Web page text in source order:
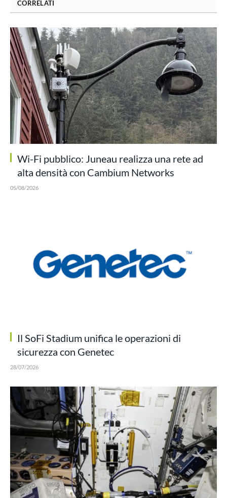
CORRELATI
Wi-Fi pubblico: Juneau realizza una rete ad
alta densità con Cambium Networks
05/08/2026
Il SoFi Stadium unifica le operazioni di
sicurezza con Genetec
28/07/2026